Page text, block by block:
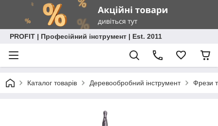
PROFIT | Професійний інструмент | Est. 2011
Каталог товарів Деревообробний інструмент Фрези